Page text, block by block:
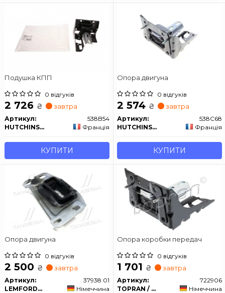
Подушка КПП
0 відгуків
2 726 ₴ завтра
Артикул:
538B54
HUTCHINSON
Франція
КУПИТИ
Опора двигуна
0 відгуків
2 574 ₴ завтра
Артикул:
538C68
HUTCHINSON
Франція
КУПИТИ
Опора двигуна
0 відгуків
2 500 ₴ завтра
Артикул:
37938 01
LEMFORDER
Німеччина
Опора коробки передач
0 відгуків
1 701 ₴ завтра
Артикул:
722906
TOPRAN / HANS PRIES
Німеччина